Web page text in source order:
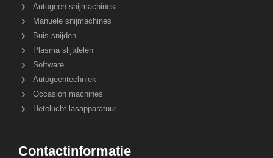
Autogeen snijmachines
Manuele snijmachines
Buis snijden
Plasma slijtdelen
Software
Autogeentechniek
Occasion machines
Hetelucht lasapparatuur
Contactinformatie